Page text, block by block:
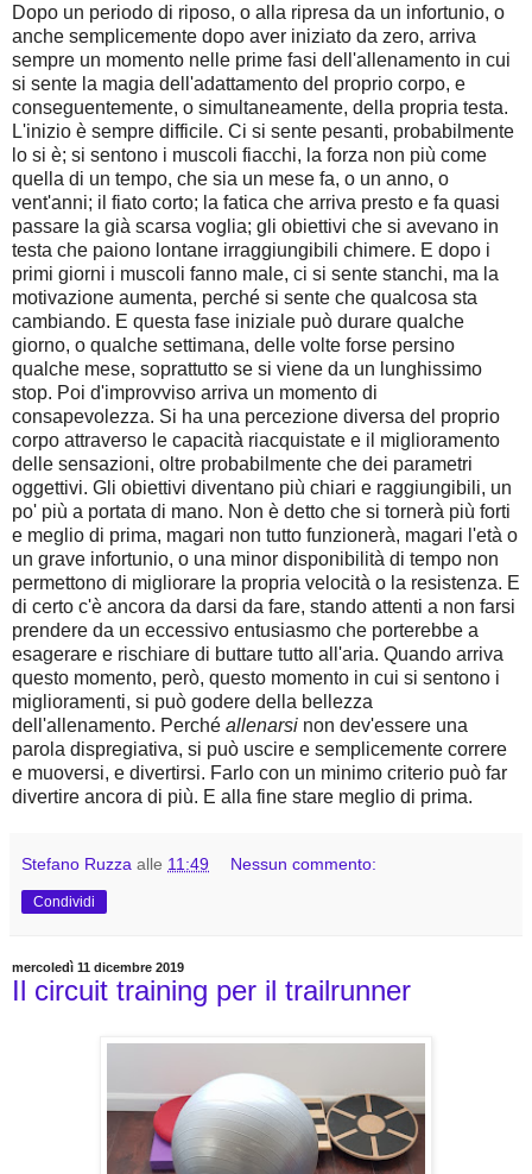
Dopo un periodo di riposo, o alla ripresa da un infortunio, o
anche semplicemente dopo aver iniziato da zero, arriva
sempre un momento nelle prime fasi dell'allenamento in cui
si sente la magia dell'adattamento del proprio corpo, e
conseguentemente, o simultaneamente, della propria testa.
L'inizio è sempre difficile. Ci si sente pesanti, probabilmente
lo si è; si sentono i muscoli fiacchi, la forza non più come
quella di un tempo, che sia un mese fa, o un anno, o
vent'anni; il fiato corto; la fatica che arriva presto e fa quasi
passare la già scarsa voglia; gli obiettivi che si avevano in
testa che paiono lontane irraggiungibili chimere. E dopo i
primi giorni i muscoli fanno male, ci si sente stanchi, ma la
motivazione aumenta, perché si sente che qualcosa sta
cambiando. E questa fase iniziale può durare qualche
giorno, o qualche settimana, delle volte forse persino
qualche mese, soprattutto se si viene da un lunghissimo
stop. Poi d'improvviso arriva un momento di
consapevolezza. Si ha una percezione diversa del proprio
corpo attraverso le capacità riacquistate e il miglioramento
delle sensazioni, oltre probabilmente che dei parametri
oggettivi. Gli obiettivi diventano più chiari e raggiungibili, un
po' più a portata di mano. Non è detto che si tornerà più forti
e meglio di prima, magari non tutto funzionerà, magari l'età o
un grave infortunio, o una minor disponibilità di tempo non
permettono di migliorare la propria velocità o la resistenza. E
di certo c'è ancora da darsi da fare, stando attenti a non farsi
prendere da un eccessivo entusiasmo che porterebbe a
esagerare e rischiare di buttare tutto all'aria. Quando arriva
questo momento, però, questo momento in cui si sentono i
miglioramenti, si può godere della bellezza
dell'allenamento. Perché allenarsi non dev'essere una
parola dispregiativa, si può uscire e semplicemente correre
e muoversi, e divertirsi. Farlo con un minimo criterio può far
divertire ancora di più. E alla fine stare meglio di prima.
Stefano Ruzza alle 11:49 Nessun commento:
Condividi
mercoledì 11 dicembre 2019
Il circuit training per il trailrunner